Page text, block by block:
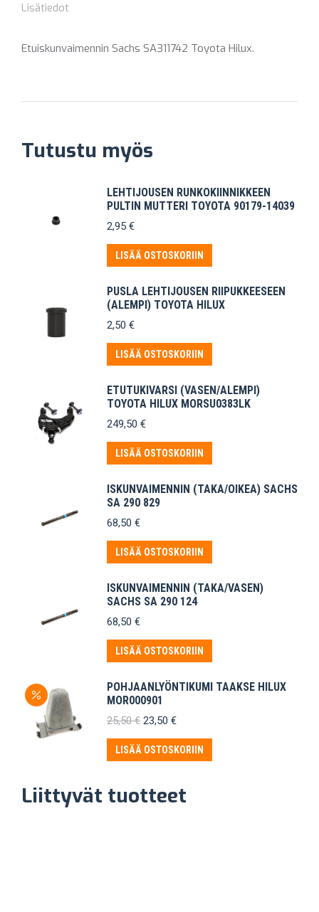
Lisätiedot
Etuiskunvaimennin Sachs SA311742 Toyota Hilux.
Tutustu myös
LEHTIJOUSEN RUNKOKIINNIKKEEN
PULTIN MUTTERI TOYOTA 90179-14039
2,95 €
LISÄÄ OSTOSKORIIN
PUSLA LEHTIJOUSEN RIIPUKKEESEEN
(ALEMPI) TOYOTA HILUX
2,50 €
LISÄÄ OSTOSKORIIN
ETUTUKIVARSI (VASEN/ALEMPI)
TOYOTA HILUX MORSU0383LK
249,50 €
LISÄÄ OSTOSKORIIN
ISKUNVAIMENNIN (TAKA/OIKEA) SACHS
SA 290 829
68,50 €
LISÄÄ OSTOSKORIIN
ISKUNVAIMENNIN (TAKA/VASEN)
SACHS SA 290 124
68,50 €
LISÄÄ OSTOSKORIIN
POHJAANLYÖNTIKUMI TAAKSE HILUX
MOR000901
25,50€ Alkuperäinen
oli:
25,50 €.
23,50 €Nykyinen
on:
23,50 €.
LISÄÄ OSTOSKORIIN
Liittyvät tuotteet